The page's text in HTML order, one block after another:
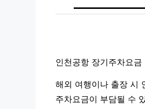
인천공항 장기주차요
해외 여행이나 출장 시
주차요금이 부담될 수